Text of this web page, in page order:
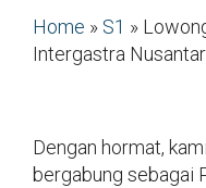
Home » S1 »
Intergastra
Dengan hormat,
bergabung sebagai